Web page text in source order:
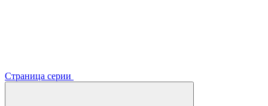
Страница серии